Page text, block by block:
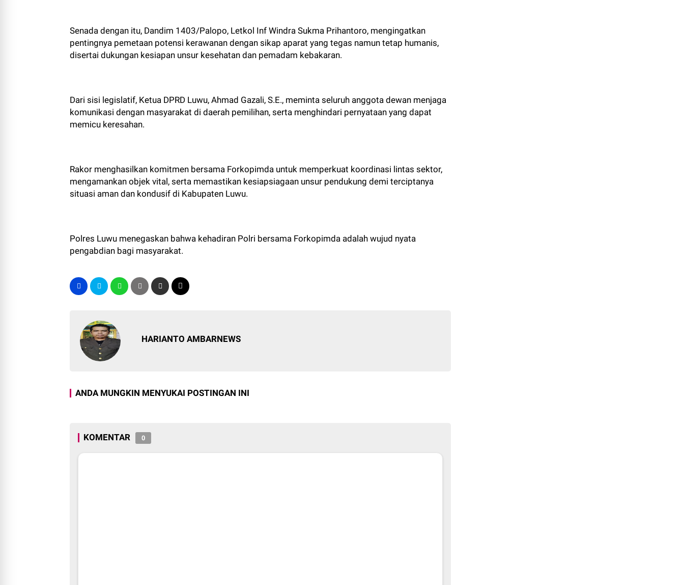
Senada dengan itu, Dandim 1403/Palopo, Letkol Inf Windra Sukma Prihantoro, mengingatkan
pentingnya pemetaan potensi kerawanan dengan sikap aparat yang tegas namun tetap humanis,
disertai dukungan kesiapan unsur kesehatan dan pemadam kebakaran.
Dari sisi legislatif, Ketua DPRD Luwu, Ahmad Gazali, S.E., meminta seluruh anggota dewan menjaga
komunikasi dengan masyarakat di daerah pemilihan, serta menghindari pernyataan yang dapat
memicu keresahan.
Rakor menghasilkan komitmen bersama Forkopimda untuk memperkuat koordinasi lintas sektor,
mengamankan objek vital, serta memastikan kesiapsiagaan unsur pendukung demi terciptanya
situasi aman dan kondusif di Kabupaten Luwu.
Polres Luwu menegaskan bahwa kehadiran Polri bersama Forkopimda adalah wujud nyata
pengabdian bagi masyarakat.
HARIANTO AMBARNEWS
ANDA MUNGKIN MENYUKAI POSTINGAN INI
KOMENTAR 0